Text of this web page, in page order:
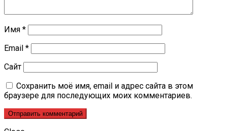
Имя *
Email *
Сайт
Сохранить моё имя, email и адрес сайта в этом
браузере для последующих моих комментариев.